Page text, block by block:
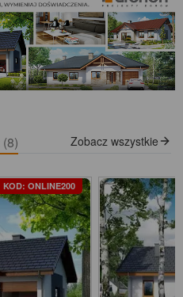
(8) Zobacz wszystkie
KOD: ONLINE200